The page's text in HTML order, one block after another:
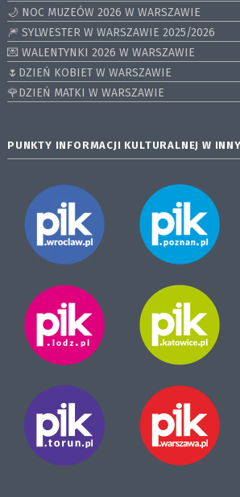
🌙 NOC MUZEÓW 2026 W WARSZAWIE
🎆 SYLWESTER W WARSZAWIE 2025/2026
💌 WALENTYNKI 2026 W WARSZAWIE
🌷DZIEŃ KOBIET W WARSZAWIE
🌹DZIEŃ MATKI W WARSZAWIE
PUNKTY INFORMACJI KULTURALNEJ W